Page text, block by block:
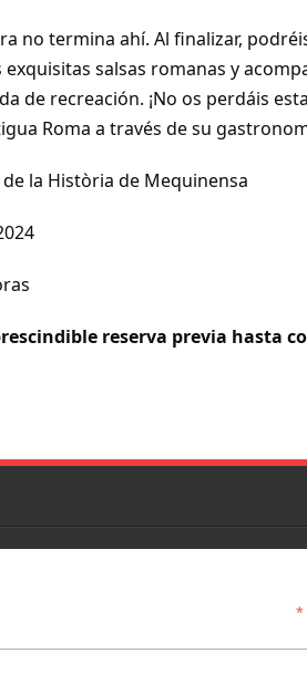
no termina ahí. Al finalizar,
salsas romanas y
de recreación. ¡No os perdáis
Roma a través de su
la Història de Mequinensa
reserva previa hasta
*